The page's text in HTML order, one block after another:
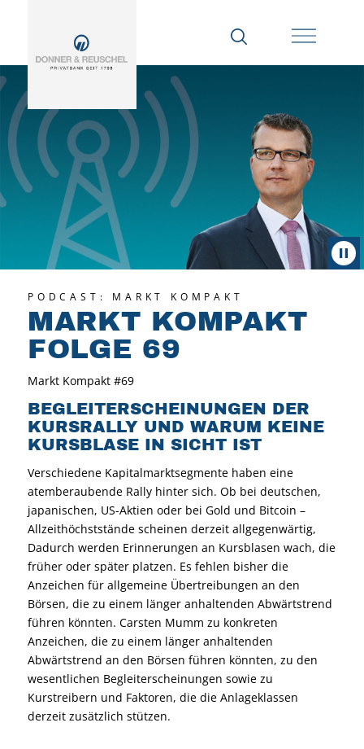
PODCAST: MARKT KOMPAKT
MARKT KOMPAKT
FOLGE 69
Markt Kompakt #69
BEGLEITERSCHEINUNGEN DER
KURSRALLY UND WARUM KEINE
KURSBLASE IN SICHT IST
Verschiedene Kapitalmarktsegmente haben eine
atemberaubende Rally hinter sich. Ob bei deutschen,
japanischen, US-Aktien oder bei Gold und Bitcoin –
Allzeithöchststände scheinen derzeit allgegenwärtig,
Dadurch werden Erinnerungen an Kursblasen wach, die
früher oder später platzen. Es fehlen bisher die
Anzeichen für allgemeine Übertreibungen an den
Börsen, die zu einem länger anhaltenden Abwärtstrend
führen könnten. Carsten Mumm zu konkreten
Anzeichen, die zu einem länger anhaltenden
Abwärtstrend an den Börsen führen könnten, zu den
wesentlichen Begleiterscheinungen sowie zu
Kurstreibern und Faktoren, die die Anlageklassen
derzeit zusätzlich stützen.